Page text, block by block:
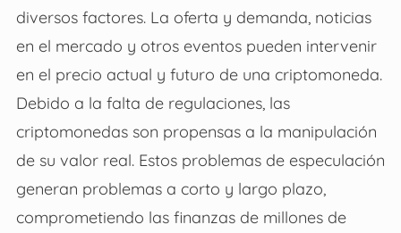
diversos factores. La oferta y demanda, noticias
en el mercado y otros eventos pueden intervenir
en el precio actual y futuro de una criptomoneda.
Debido a la falta de regulaciones, las
criptomonedas son propensas a la manipulación
de su valor real. Estos problemas de especulación
generan problemas a corto y largo plazo,
comprometiendo las finanzas de millones de